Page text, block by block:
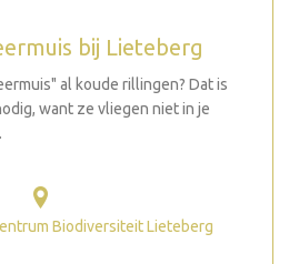
bij Lieteberg
al koude rillingen? Dat is
want ze vliegen niet in je
Biodiversiteit Lieteberg